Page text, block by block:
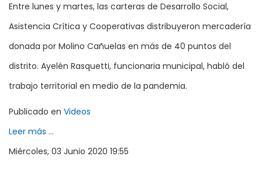
Entre lunes y martes, las carteras de Desarrollo Social,
Asistencia Crítica y Cooperativas distribuyeron mercadería
donada por Molino Cañuelas en más de 40 puntos del
distrito. Ayelén Rasquetti, funcionaria municipal, habló del
trabajo territorial en medio de la pandemia.
Publicado en Videos
Leer más ...
Miércoles, 03 Junio 2020 19:55